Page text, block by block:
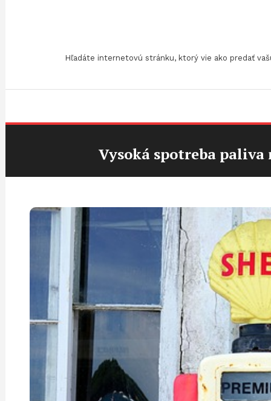
Hľadáte internetovú stránku, ktorý vie ako predať
Vysoká spotreba